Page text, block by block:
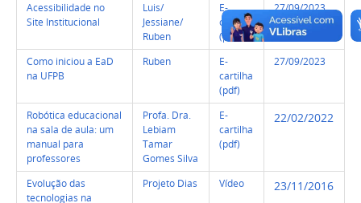
Acessibilidade no
Site Institucional
Luis/
Jessiane/
Ruben
E-
cartilha
(pdf)
27/09/2023
Como iniciou a EaD
na UFPB
Ruben
E-
cartilha
(pdf)
27/09/2023
Robótica educacional
na sala de aula: um
manual para
professores
Profa. Dra.
Lebiam
Tamar
Gomes Silva
E-
cartilha
(pdf)
22/02/2022
Evolução das
tecnologias na
Projeto Dias Vídeo 23/11/2016